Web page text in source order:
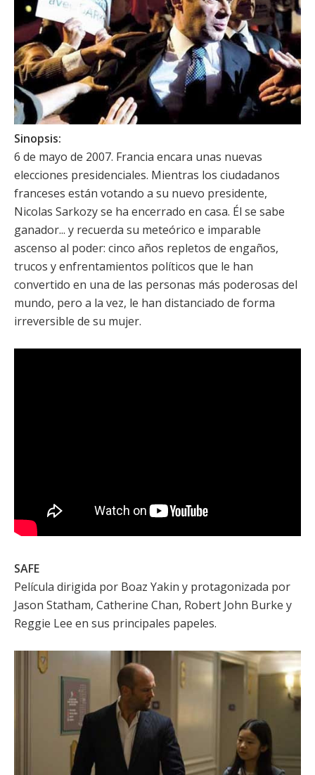
Sinopsis:
6 de mayo de 2007. Francia encara unas nuevas
elecciones presidenciales. Mientras los ciudadanos
franceses están votando a su nuevo presidente,
Nicolas Sarkozy se ha encerrado en casa. Él se sabe
ganador... y recuerda su meteórico e imparable
ascenso al poder: cinco años repletos de engaños,
trucos y enfrentamientos políticos que le han
convertido en una de las personas más poderosas del
mundo, pero a la vez, le han distanciado de forma
irreversible de su mujer.
SAFE
Película dirigida por Boaz Yakin y protagonizada por
Jason Statham, Catherine Chan, Robert John Burke y
Reggie Lee en sus principales papeles.